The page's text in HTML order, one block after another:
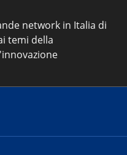
network in Italia di
temi della